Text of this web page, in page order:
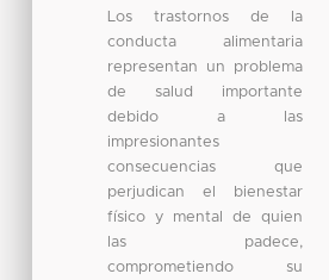
Los trastornos de la
conducta alimentaria
representan un problema
de salud importante
debido a las
impresionantes
consecuencias que
perjudican el bienestar
físico y mental de quien
las padece,
comprometiendo su